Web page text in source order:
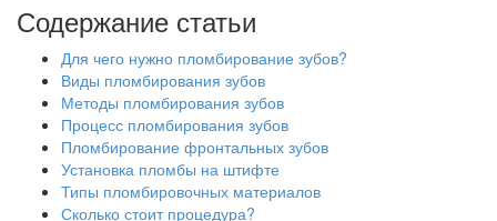
Содержание статьи
Для чего нужно пломбирование зубов?
Виды пломбирования зубов
Методы пломбирования зубов
Процесс пломбирования зубов
Пломбирование фронтальных зубов
Установка пломбы на штифте
Типы пломбировочных материалов
Сколько стоит процедура?